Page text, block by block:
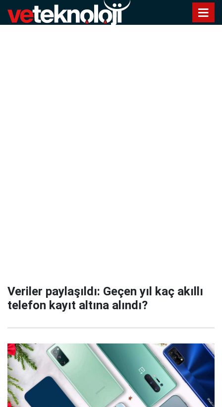
Veriler paylaşıldı: Geçen yıl kaç akıllı
telefon kayıt altına alındı?